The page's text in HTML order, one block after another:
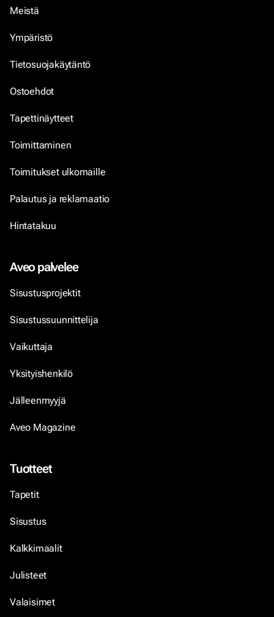
Meistä
Ympäristö
Tietosuojakäytäntö
Ostoehdot
Tapettinäytteet
Toimittaminen
Toimitukset ulkomaille
Palautus ja reklamaatio
Hintatakuu
Aveo palvelee
Sisustusprojektit
Sisustussuunnittelija
Vaikuttaja
Yksityishenkilö
Jälleenmyyjä
Aveo Magazine
Tuotteet
Tapetit
Sisustus
Kalkkimaalit
Julisteet
Valaisimet